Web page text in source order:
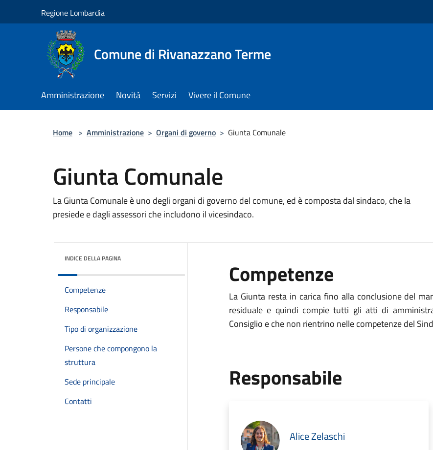
Regione Lombardia
Comune di Rivanazzano Terme
Amministrazione Novità Servizi Vivere il Comune
Home > Amministrazione > Organi di governo > Giunta Comunale
Giunta Comunale
La Giunta Comunale è uno degli organi di governo del comune, ed è composta dal sindaco, che la
presiede e dagli assessori che includono il vicesindaco.
INDICE DELLA PAGINA
Competenze
Responsabile
Tipo di organizzazione
Persone che compongono la
struttura
Sede principale
Contatti
Competenze
La Giunta resta in carica fino alla conclusione del
residuale e quindi compie tutti gli atti di
Consiglio e che non rientrino nelle competenze del
Responsabile
Alice Zelaschi